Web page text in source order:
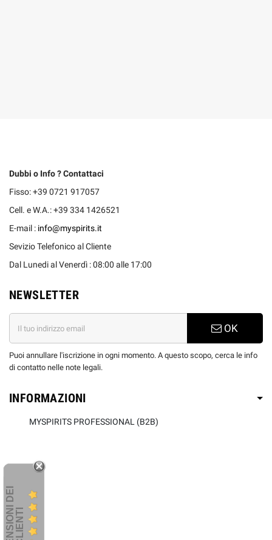
Dubbi o Info ? Contattaci
Fisso: +39 0721 917057
Cell. e W.A.: +39 334 1426521
E-mail : info@myspirits.it
Sevizio Telefonico al Cliente
Dal Lunedi al Venerdì : 08:00 alle 17:00
NEWSLETTER
OK
Puoi annullare l'iscrizione in ogni momento. A questo scopo, cerca le info
di contatto nelle note legali.
INFORMAZIONI
MYSPIRITS PROFESSIONAL (B2B)
N
I